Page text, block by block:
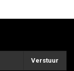
Verstuur